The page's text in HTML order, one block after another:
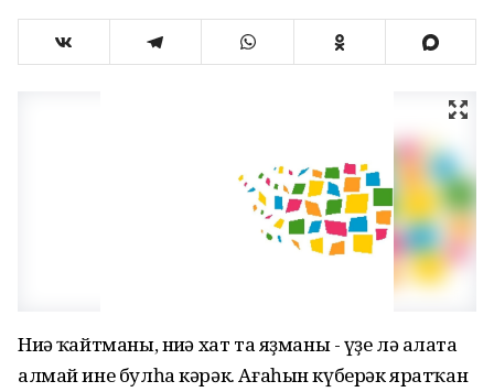
Ниңә ҡайтманы, ниңә хат та яҙманы - үҙе лә аңлата
алмай ине булһа кәрәк. Ағаһын күберәк яратҡан